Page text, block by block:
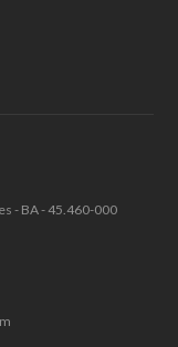
- BA - 45.460-000